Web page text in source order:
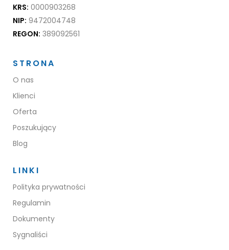
KRS: 0000903268
NIP: 9472004748
REGON: 389092561
STRONA
O nas
Klienci
Oferta
Poszukujący
Blog
LINKI
Polityka prywatności
Regulamin
Dokumenty
Sygnaliści